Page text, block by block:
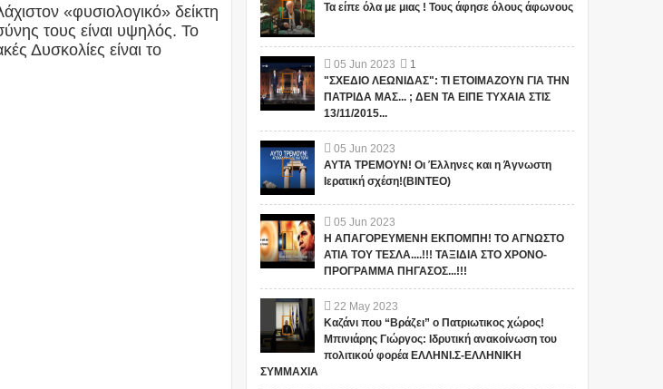
«φυσιολογικό» δείκτη
τους είναι υψηλός. Το
Δυσκολίες είναι το
Τα είπε όλα με μιας ! Τους άφησε όλους άφωνους
05 Jun 2023
1
"ΣΧΕΔΙΟ ΛΕΩΝΙΔΑΣ": ΤΙ ΕΤΟΙΜΑΖΟΥΝ ΓΙΑ ΤΗΝ
ΠΑΤΡΙΔΑ ΜΑΣ... ; ΔΕΝ ΤΑ ΕΙΠΕ ΤΥΧΑΙΑ ΣΤΙΣ
13/11/2015...
05 Jun 2023
ΑΥΤΑ ΤΡΕΜΟΥΝ! Οι Έλληνες και η Άγνωστη
Ιερατική σχέση!(ΒΙΝΤΕΟ)
05 Jun 2023
Η ΑΠΑΓΟΡΕΥΜΕΝΗ ΕΚΠΟΜΠΗ! ΤΟ ΑΓΝΩΣΤΟ
ΑΤΙΑ ΤΟΥ ΤΕΣΛΑ....!!! ΤΑΞΙΔΙΑ ΣΤΟ ΧΡΟΝΟ-
ΠΡΟΓΡΑΜΜΑ ΠΗΓΑΣΟΣ...!!!
22 May 2023
Καζάνι που “Βράζει” ο Πατριωτικος χώρος!
Μπινιάρης Γιώργος: Ιδρυτική ανακοίνωση του
πολιτικού φορέα ΕΛΛΗΝΙ.Σ-ΕΛΛΗΝΙΚΗ
ΣΥΜΜΑΧΙΑ